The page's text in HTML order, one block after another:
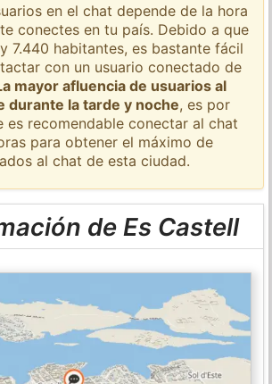
en el chat depende de la hora
conectes en tu país. Debido a que
7.440 habitantes, es bastante fácil
con un usuario conectado de
mayor afluencia de usuarios al
durante la tarde y noche, es por
es recomendable conectar al chat
para obtener el máximo de
al chat de esta ciudad.
de Es Castell